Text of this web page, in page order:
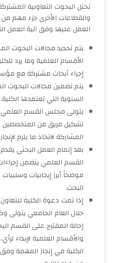
تحتل البحوث التعاونية
والقطاعات الأخرى جزء مهم من
العمل عليها وفق آلية العمل
يتم تحديد مجالات البحوث
الأقسام العلمية وما يرد
إجراء أبحاث مشتركة مع
يتم تضمين مجالات البحوث
السنوية التي تعتمدها الكلية.
يتولى مجلس القسم العلمي
تشكيل فريق من المتخصصين
المشاركة لاتخاذ ما يلزم
بعد إتمام العمل البحثي
القسم العلمي يتضمن
موضحاً أبرز إيجابيات
البحث.
إذا تمت دعوة الكلية
خلال العام الجامعي يتولى
إحالة المقترح على القسم
والأقسام العلمية لإبداء
الكلية في إنجاز المهمة وفق